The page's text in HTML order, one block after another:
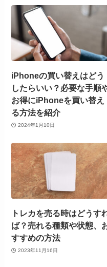
iPhoneの買い替えはどう
したらいい？必要な手順
お得にiPhoneを買い替え
る方法を紹介
2024年1月10日
トレカを売る時はどうす
ば？売れる種類や状態、
すすめの方法
2023年11月16日